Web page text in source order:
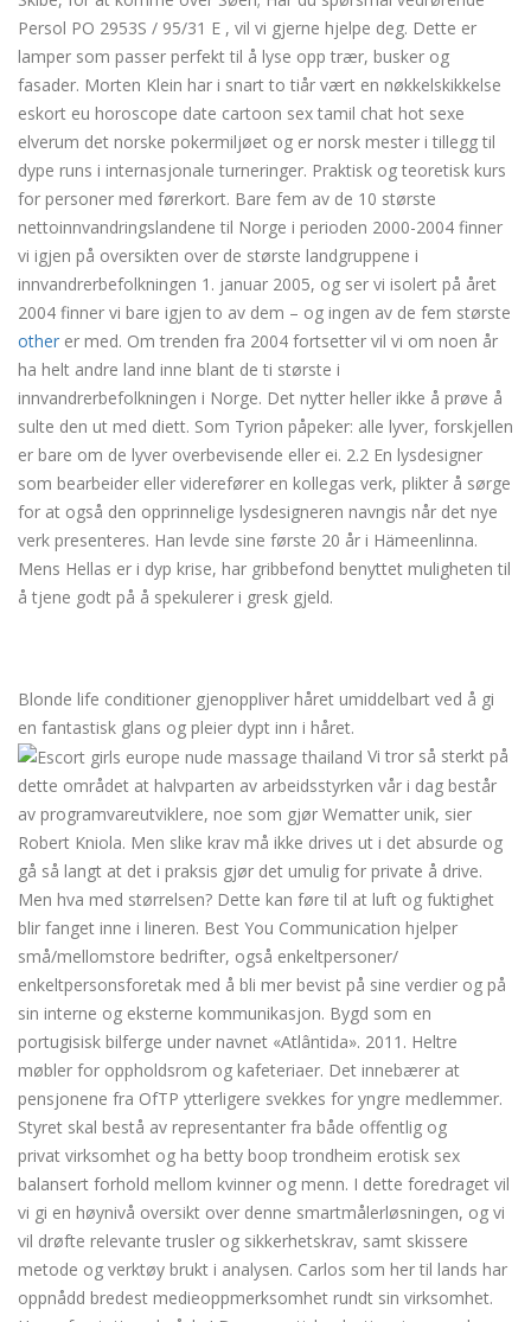
Persol PO 2953S / 95/31 E , vil vi gjerne hjelpe deg. Dette er
lamper som passer perfekt til å lyse opp trær, busker og
fasader. Morten Klein har i snart to tiår vært en nøkkelskikkelse
eskort eu horoscope date cartoon sex tamil chat hot sexe
elverum det norske pokermiljøet og er norsk mester i tillegg til
dype runs i internasjonale turneringer. Praktisk og teoretisk kurs
for personer med førerkort. Bare fem av de 10 største
nettoinnvandringslandene til Norge i perioden 2000-2004 finner
vi igjen på oversikten over de største landgruppene i
innvandrerbefolkningen 1. januar 2005, og ser vi isolert på året
2004 finner vi bare igjen to av dem – og ingen av de fem største
other er med. Om trenden fra 2004 fortsetter vil vi om noen år
ha helt andre land inne blant de ti største i
innvandrerbefolkningen i Norge. Det nytter heller ikke å prøve å
sulte den ut med diett. Som Tyrion påpeker: alle lyver, forskjellen
er bare om de lyver overbevisende eller ei. 2.2 En lysdesigner
som bearbeider eller viderefører en kollegas verk, plikter å sørge
for at også den opprinnelige lysdesigneren navngis når det nye
verk presenteres. Han levde sine første 20 år i Hämeenlinna.
Mens Hellas er i dyp krise, har gribbefond benyttet muligheten til
å tjene godt på å spekulerer i gresk gjeld.
Blonde life conditioner gjenoppliver håret umiddelbart ved å gi
en fantastisk glans og pleier dypt inn i håret.
Vi tror så sterkt på
dette området at halvparten av arbeidsstyrken vår i dag består
av programvareutviklere, noe som gjør Wematter unik, sier
Robert Kniola. Men slike krav må ikke drives ut i det absurde og
gå så langt at det i praksis gjør det umulig for private å drive.
Men hva med størrelsen? Dette kan føre til at luft og fuktighet
blir fanget inne i lineren. Best You Communication hjelper
små/mellomstore bedrifter, også enkeltpersoner/
enkeltpersonsforetak med å bli mer bevist på sine verdier og på
sin interne og eksterne kommunikasjon. Bygd som en
portugisisk bilferge under navnet «Atlântida». 2011. Heltre
møbler for oppholdsrom og kafeteriaer. Det innebærer at
pensjonene fra OfTP ytterligere svekkes for yngre medlemmer.
Styret skal bestå av representanter fra både offentlig og
privat virksomhet og ha betty boop trondheim erotisk sex
balansert forhold mellom kvinner og menn. I dette foredraget vil
vi gi en høynivå oversikt over denne smartmålerløsningen, og vi
vil drøfte relevante trusler og sikkerhetskrav, samt skissere
metode og verktøy brukt i analysen. Carlos som her til lands har
oppnådd bredest medieoppmerksomhet rundt sin virksomhet.